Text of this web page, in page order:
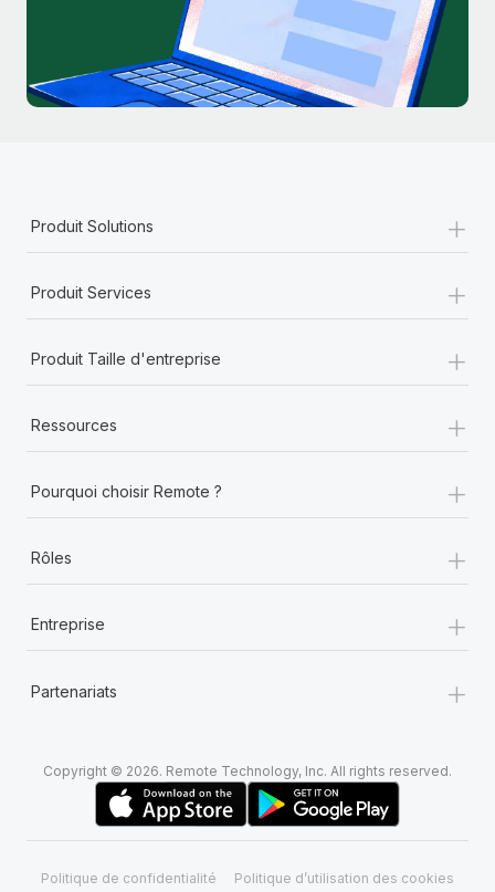
Produit Solutions +
Produit Services +
Produit Taille d'entreprise +
Ressources +
Pourquoi choisir Remote ? +
Rôles +
Entreprise +
Partenariats +
Copyright © 2026. Remote Technology, Inc. All rights reserved.
Politique de confidentialité Politique d’utilisation des cookies